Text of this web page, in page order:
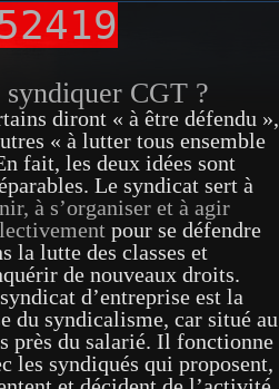
syndiquer CGT ?
diront « à être défendu »,
« à lutter tous ensemble
fait, les deux idées sont
Le syndicat sert à
à s’organiser et à agir
pour se défendre
la lutte des classes et
de nouveaux droits.
d’entreprise est la
du syndicalisme, car situé au
près du salarié. Il fonctionne
les syndiqués qui proposent,